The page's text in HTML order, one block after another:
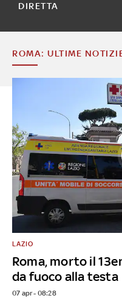
DIRETTA
ROMA: ULTIME
Roma, morto il
da fuoco alla testa
LAZIO
07 apr - 08:28